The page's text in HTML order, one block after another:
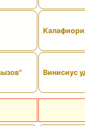
Винисиус